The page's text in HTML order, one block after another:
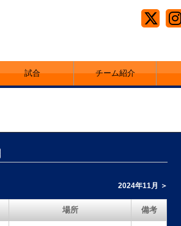
試合 チーム紹介
2024年11月 ＞
場所 備考